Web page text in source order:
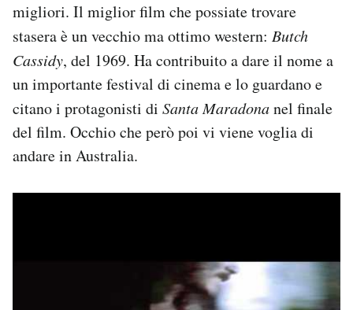
Hai bisogno di aiuto?
Esci
migliori. Il miglior film che possiate trovare
stasera è un vecchio ma ottimo western: Butch
Cassidy, del 1969. Ha contribuito a dare il nome a
un importante festival di cinema e lo guardano e
citano i protagonisti di Santa Maradonanel finale
del film. Occhio che però poi vi viene voglia di
andare in Australia.